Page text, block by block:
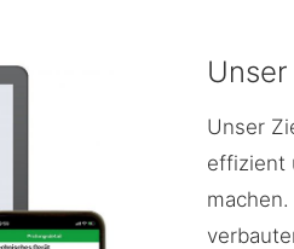
Unser
effizient